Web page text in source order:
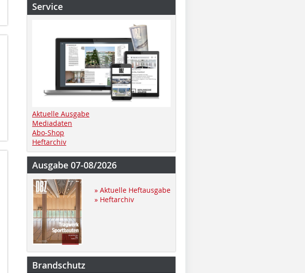
Service
Aktuelle Ausgabe
Mediadaten
Abo-Shop
Heftarchiv
Ausgabe 07-08/2026
» Aktuelle Heftausgabe
» Heftarchiv
Brandschutz